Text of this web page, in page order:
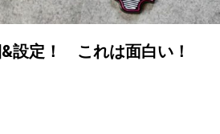
設定！ これは面白い！